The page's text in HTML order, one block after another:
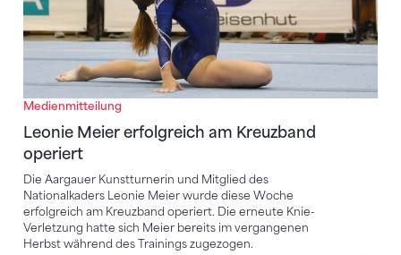
Medienmitteilung
Leonie Meier erfolgreich am Kreuzband
operiert
Die Aargauer Kunstturnerin und Mitglied des
Nationalkaders Leonie Meier wurde diese Woche
erfolgreich am Kreuzband operiert. Die erneute Knie-
Verletzung hatte sich Meier bereits im vergangenen
Herbst während des Trainings zugezogen.